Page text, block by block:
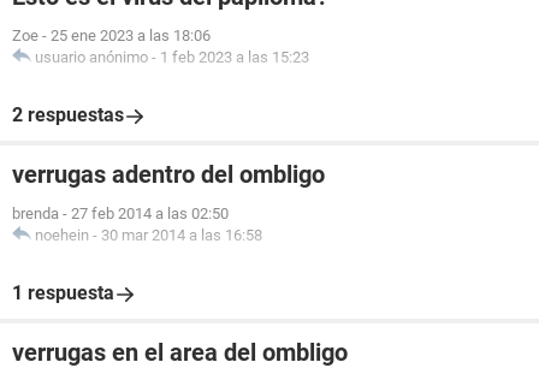
Zoe - 25 ene 2023 a las 18:06
usuario anónimo - 1 feb 2023 a las 15:23
2 respuestas
verrugas adentro del ombligo
brenda - 27 feb 2014 a las 02:50
noehein - 30 mar 2014 a las 16:58
1 respuesta
verrugas en el area del ombligo